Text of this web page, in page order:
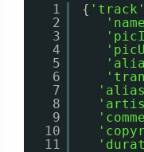
1
2
3
4
5
6
7
8
9
10
11
{ 'track'